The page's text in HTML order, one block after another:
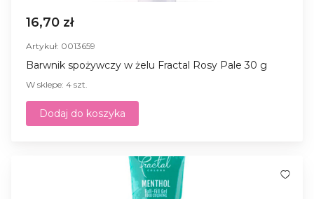
16,70 zł
Artykuł: 0013659
Barwnik spożywczy w żelu Fractal Rosy Pale 30 g
W sklepe: 4 szt.
Dodaj do koszyka